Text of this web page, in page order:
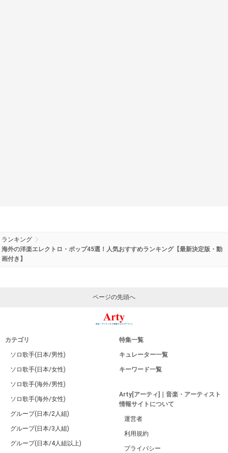
ランキング
海外の洋楽エレクトロ・ポップ45選！人気おすすめランキング【最新決定版・動
画付き】
ページの先頭へ
カテゴリ
ソロ歌手(日本/男性)
ソロ歌手(日本/女性)
ソロ歌手(海外/男性)
ソロ歌手(海外/女性)
グループ(日本/2人組)
グループ(日本/3人組)
グループ(日本/4人組以上)
特集一覧
キュレーター一覧
キーワード一覧
Arty[アーティ]｜音楽・アーティスト
情報サイトについて
運営者
利用規約
プライバシー